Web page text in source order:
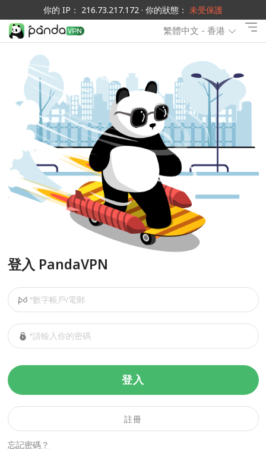
你的 IP： 216.73.217.172 · 你的狀態： 未受保護
繁體中文 - 香港
登入 PandaVPN
登入
忘記密碼？
註冊